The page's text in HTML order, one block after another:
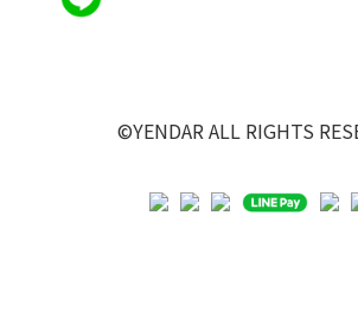
©YENDAR ALL RIGHTS